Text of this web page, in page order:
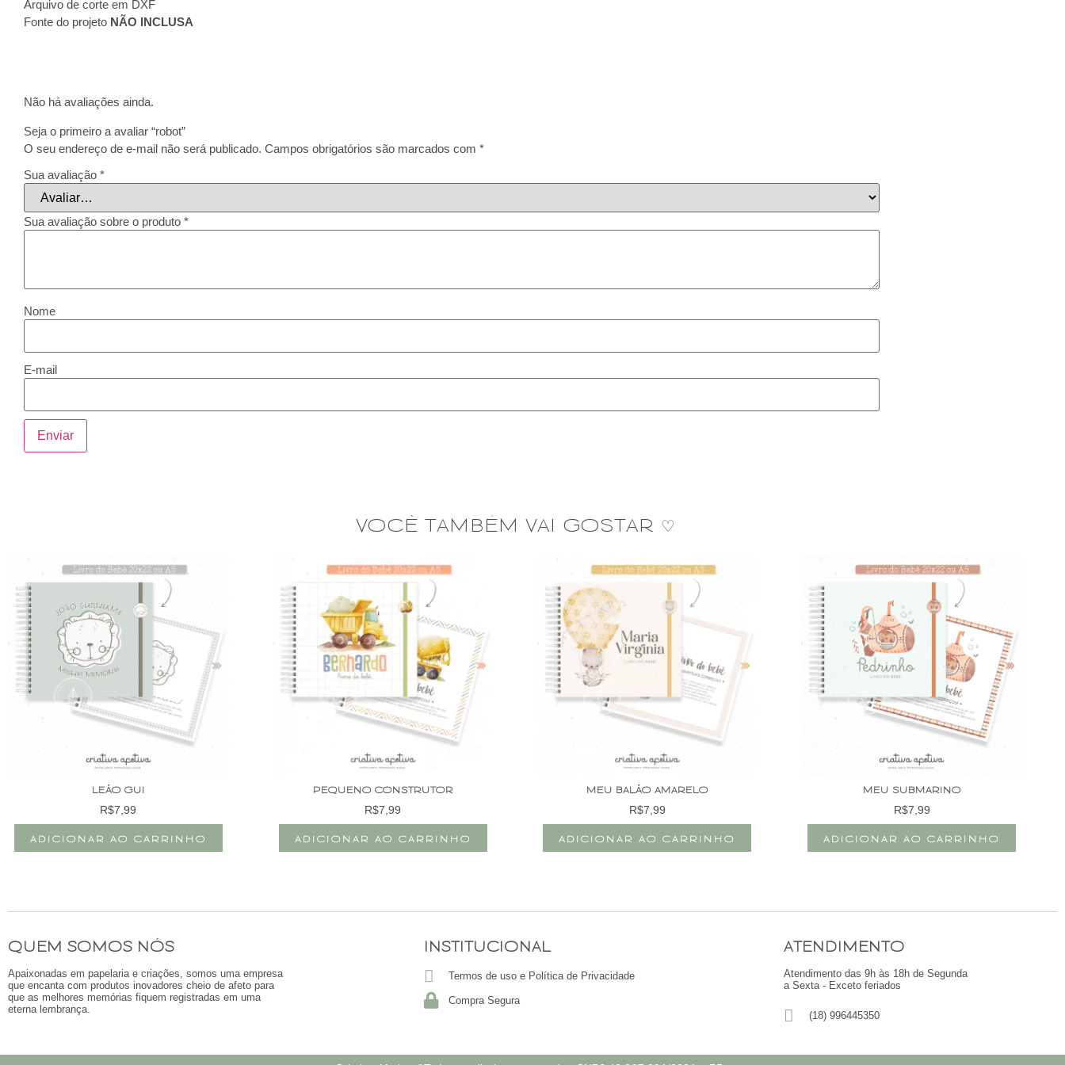
Arquivo de corte em DXF
Fonte do projeto NÃO INCLUSA
Não há avaliações ainda.
Seja o primeiro a avaliar “robot”
O seu endereço de e-mail não será publicado. Campos obrigatórios são marcados com *
Sua avaliação *
Sua avaliação sobre o produto *
Nome
E-mail
VOCÊ TAMBÉM VAI GOSTAR ♡
LEÃO GUI
R$7,99
ADICIONAR AO CARRINHO
PEQUENO CONSTRUTOR
R$7,99
ADICIONAR AO CARRINHO
MEU BALÃO AMARELO
R$7,99
ADICIONAR AO CARRINHO
MEU SUBMARINO
R$7,99
ADICIONAR AO CARRINHO
QUEM SOMOS NÓS
Apaixonadas em papelaria e criações, somos uma empresa
que encanta com produtos inovadores cheio de afeto para
que as melhores memórias fiquem registradas em uma
eterna lembrança.
INSTITUCIONAL
Termos de uso e Política de Privacidade
Compra Segura
ATENDIMENTO
Atendimento das 9h às 18h de Segunda
a Sexta - Exceto feriados
(18) 996445350